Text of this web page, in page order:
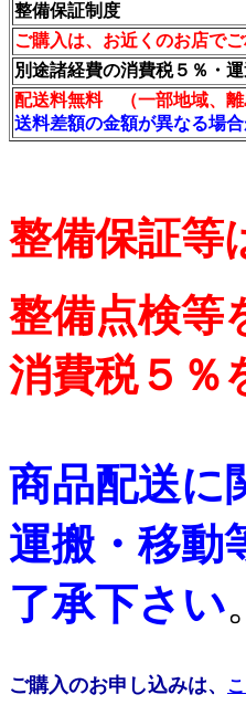
整備保証制度
ご購入は、お近くのお店でご
別途諸経費の消費税５％・
配送料無料 （一部地域、離
送料差額の金額が異なる場
整備保証等
整備点検等
消費税５％
商品配送に
運搬・移動
了承下さい。
ご購入のお申し込みは、